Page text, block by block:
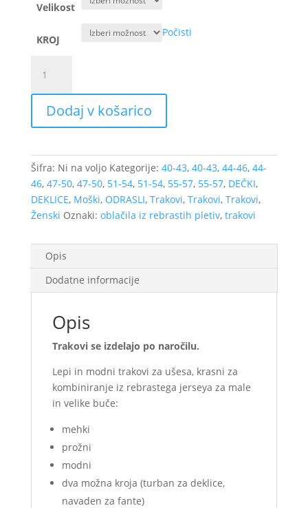
Velikost
KROJ
Počisti
rebrastega
jerseya
-
modra,
2
kroja
količina
Dodaj v košarico
Šifra: Ni na voljo Kategorije: 40-43, 40-43, 44-46, 44-
46, 47-50, 47-50, 51-54, 51-54, 55-57, 55-57, DEČKI,
DEKLICE, Moški, ODRASLI, Trakovi, Trakovi, Trakovi,
Ženski Oznaki: oblačila iz rebrastih pletiv, trakovi
Opis
Dodatne informacije
Opis
Trakovi se izdelajo po naročilu.
Lepi in modni trakovi za ušesa, krasni za
kombiniranje iz rebrastega jerseya za male
in velike buče:
mehki
prožni
modni
dva možna kroja (turban za deklice,
navaden za fante)